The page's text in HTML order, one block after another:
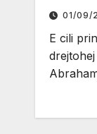
01/09/
E cili